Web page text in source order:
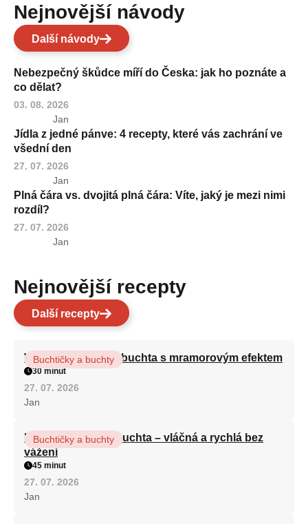
Nejnovější návody
Další návody
Nebezpečný škůdce míří do Česka: jak ho poznáte a
co dělat?
03. 08. 2026
Jan
Jídla z jedné pánve: 4 recepty, které vás zachrání ve
všední den
27. 07. 2026
Jan
Plná čára vs. dvojitá plná čára: Víte, jaký je mezi nimi
rozdíl?
27. 07. 2026
Jan
Nejnovější recepty
Další recepty
Vláčná olejová litá buchta s mramorovým efektem
Buchtičky a buchty
30 minut
27. 07. 2026
Jan
Hrnková maková buchta – vláčná a rychlá bez
vážení
Buchtičky a buchty
45 minut
27. 07. 2026
Jan